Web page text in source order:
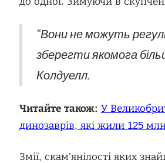
“Вони не можуть
зберегти якомога
Колдуелл.
Читайте також: У
динозаврів, які жили 125
Змії, скам’янілості яких